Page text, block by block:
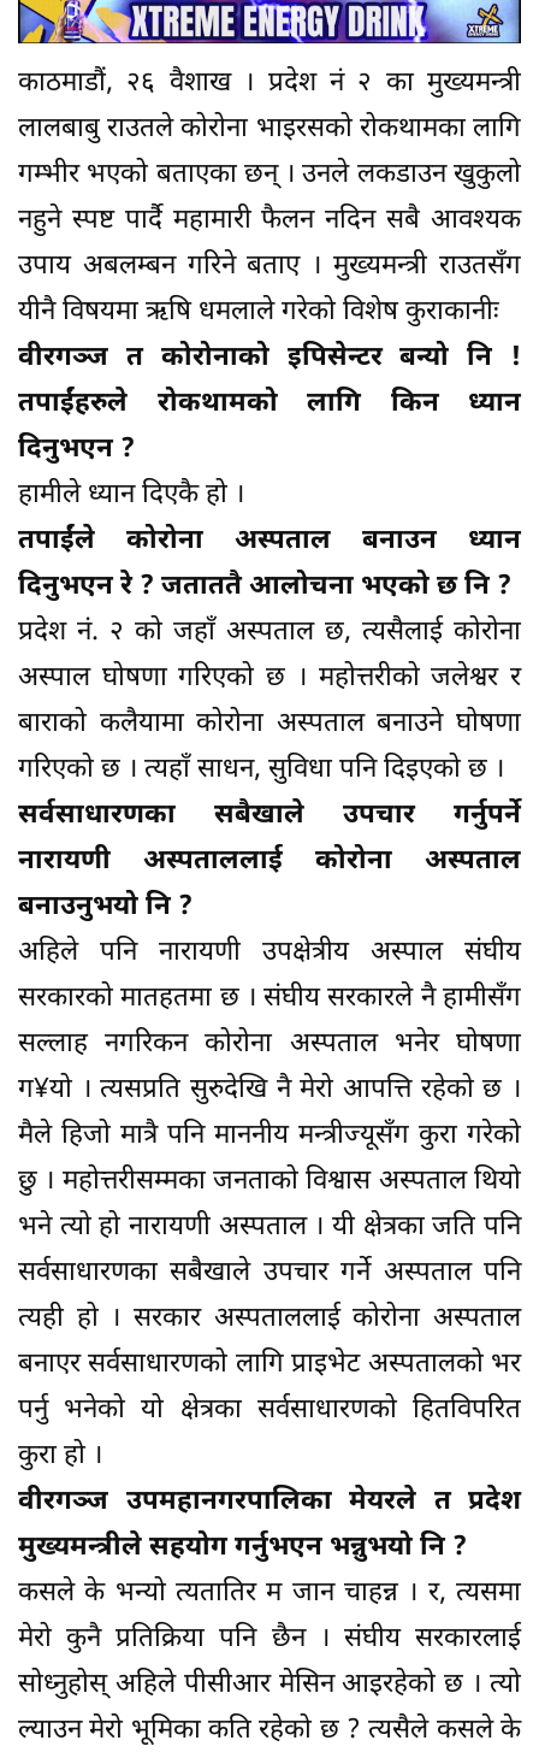
काठमाडौं, २६ वैशाख । प्रदेश नं २ का मुख्यमन्त्री
लालबाबु राउतले कोरोना भाइरसको रोकथामका लागि
गम्भीर भएको बताएका छन् । उनले लकडाउन खुकुलो
नहुने स्पष्ट पार्दै महामारी फैलन नदिन सबै आवश्यक
उपाय अबलम्बन गरिने बताए । मुख्यमन्त्री राउतसँग
यीनै विषयमा ऋषि धमलाले गरेको विशेष कुराकानीः
वीरगञ्ज त कोरोनाको इपिसेन्टर बन्यो नि !
तपाईंहरुले रोकथामको लागि किन ध्यान
दिनुभएन ?
हामीले ध्यान दिएकै हो ।
तपाईंले कोरोना अस्पताल बनाउन ध्यान
दिनुभएन रे ? जताततै आलोचना भएको छ नि ?
प्रदेश नं. २ को जहाँ अस्पताल छ, त्यसैलाई कोरोना
अस्पाल घोषणा गरिएको छ । महोत्तरीको जलेश्वर र
बाराको कलैयामा कोरोना अस्पताल बनाउने घोषणा
गरिएको छ । त्यहाँ साधन, सुविधा पनि दिइएको छ ।
सर्वसाधारणका सबैखाले उपचार गर्नुपर्ने
नारायणी अस्पताललाई कोरोना अस्पताल
बनाउनुभयो नि ?
अहिले पनि नारायणी उपक्षेत्रीय अस्पाल संघीय
सरकारको मातहतमा छ । संघीय सरकारले नै हामीसँग
सल्लाह नगरिकन कोरोना अस्पताल भनेर घोषणा
ग¥यो । त्यसप्रति सुरुदेखि नै मेरो आपत्ति रहेको छ ।
मैले हिजो मात्रै पनि माननीय मन्त्रीज्यूसँग कुरा गरेको
छु । महोत्तरीसम्मका जनताको विश्वास अस्पताल थियो
भने त्यो हो नारायणी अस्पताल । यी क्षेत्रका जति पनि
सर्वसाधारणका सबैखाले उपचार गर्ने अस्पताल पनि
त्यही हो । सरकार अस्पताललाई कोरोना अस्पताल
बनाएर सर्वसाधारणको लागि प्राइभेट अस्पतालको भर
पर्नु भनेको यो क्षेत्रका सर्वसाधारणको हितविपरित
कुरा हो ।
वीरगञ्ज उपमहानगरपालिका मेयरले त प्रदेश
मुख्यमन्त्रीले सहयोग गर्नुभएन भन्नुभयो नि ?
कसले के भन्यो त्यतातिर म जान चाहन्न । र, त्यसमा
मेरो कुनै प्रतिक्रिया पनि छैन । संघीय सरकारलाई
सोध्नुहोस् अहिले पीसीआर मेसिन आइरहेको छ । त्यो
ल्याउन मेरो भूमिका कति रहेको छ ? त्यसैले कसले के